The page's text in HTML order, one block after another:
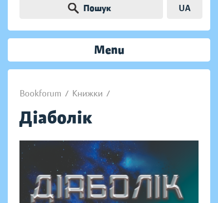
Пошук UA
Menu
Bookforum / Книжки /
Діаболік